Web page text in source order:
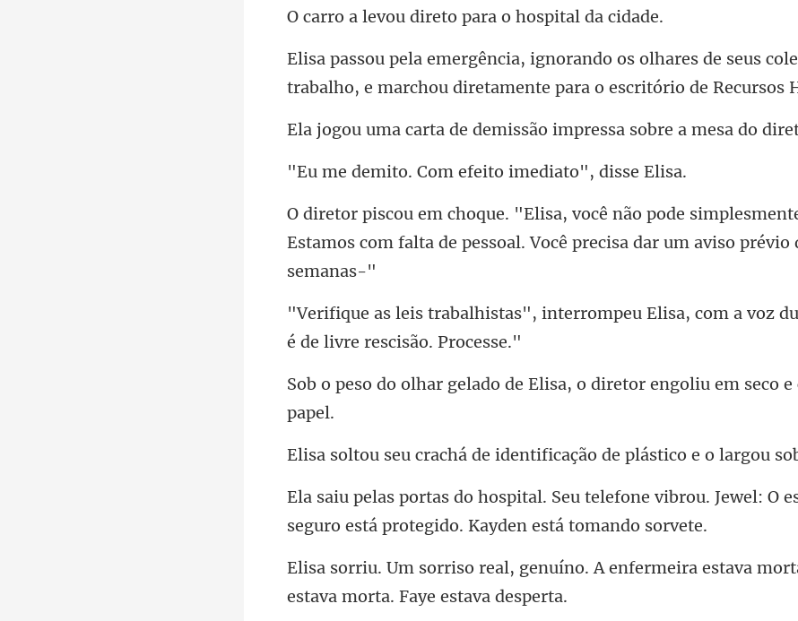
direto para o ho
ares de seus
trabalho, e marchou di
demissão impressa sobre
om efeito imedia
Estamos com falta de pessoal
errompeu Elisa, com a voz
de Elisa, o diretor engoliu
e identificação de plásti
efone vibrou. Jewel: O
seguro
o. A enfermeira estava